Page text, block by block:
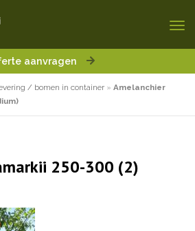
aanvragen
/ bomen in container » Amelanchier
250-300 (2)